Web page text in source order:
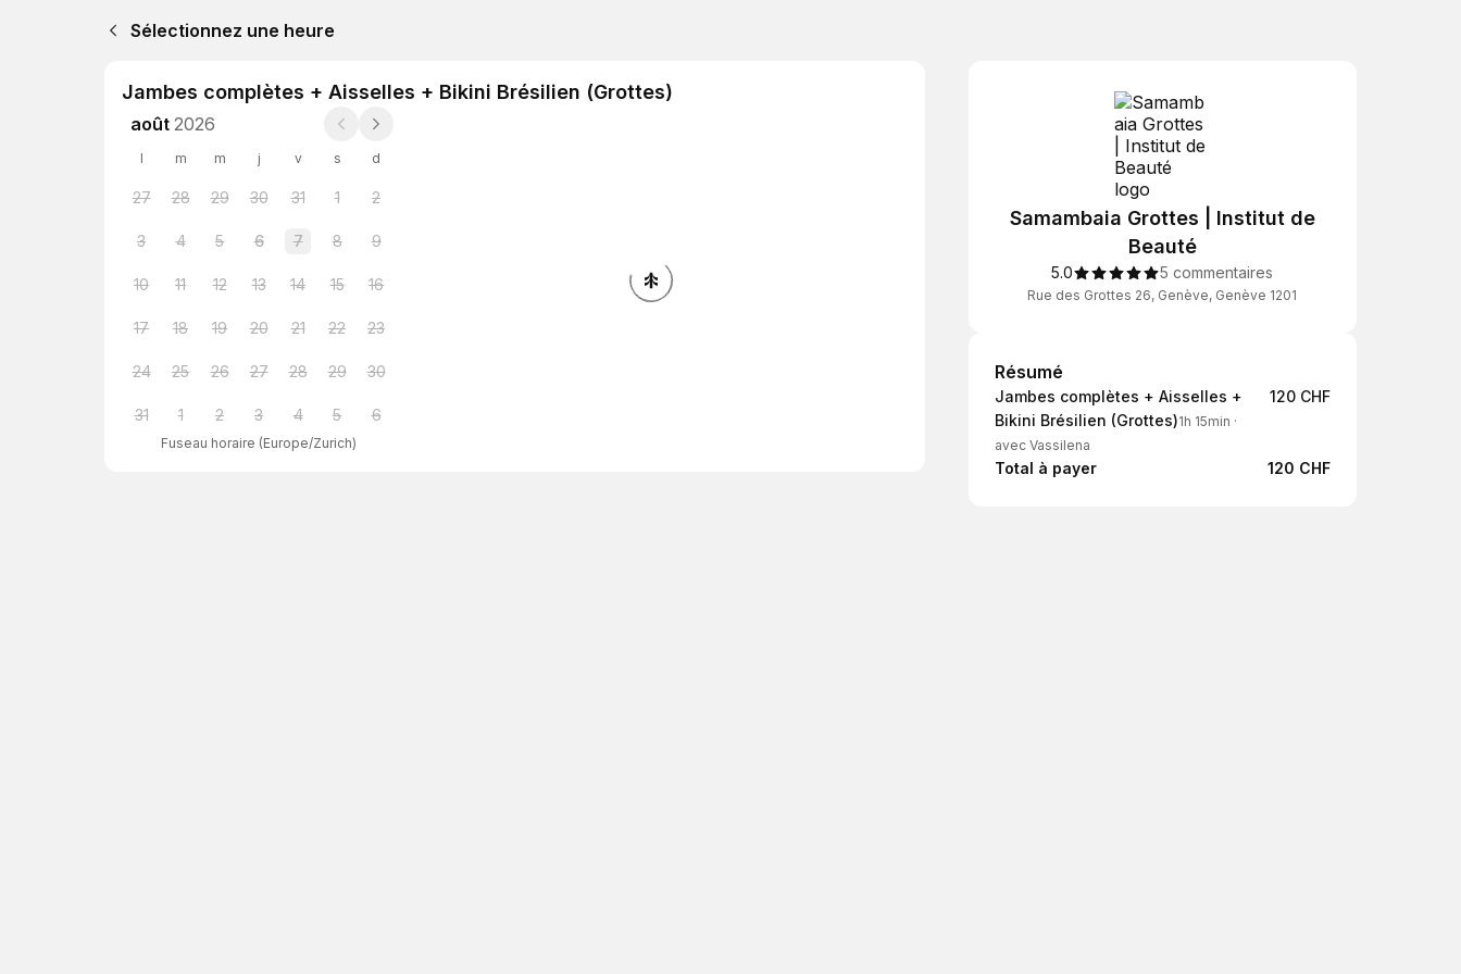
Sélectionnez une heure
Jambes complètes + Aisselles + Bikini Brésilien (Grottes)
août 2026
l m m j v s d
27 28 29 30 31 1 2
3 4 5 6 7 8 9
10 11 12 13 14 15 16
17 18 19 20 21 22 23
24 25 26 27 28 29 30
31 1 2 3 4 5 6
Fuseau horaire (Europe/Zurich)
Samambaia Grottes | Institut de
Beauté
5.0 5 commentaires
Rue des Grottes 26, Genève, Genève 1201
Résumé
Résumé
Jambes complètes + Aisselles +
Bikini Brésilien (Grottes)1h 15min ·
avec Vassilena
120 CHF
Total à payer 120 CHF